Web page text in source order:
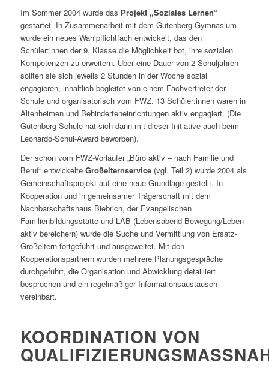
Im Sommer 2004 wurde das Projekt „Soziales Lernen“
gestartet. In Zusammenarbeit mit dem Gutenberg-Gymnasium
wurde ein neues Wahlpflichtfach entwickelt, das den
Schüler:innen der 9. Klasse die Möglichkeit bot, ihre sozialen
Kompetenzen zu erweitern. Über eine Dauer von 2 Schuljahren
sollten sie sich jeweils 2 Stunden in der Woche sozial
engagieren, inhaltlich begleitet von einem Fachvertreter der
Schule und organisatorisch vom FWZ. 13 Schüler:innen waren in
Altenheimen und Behinderteneinrichtungen aktiv engagiert. (Die
Gutenberg-Schule hat sich dann mit dieser Initiative auch beim
Leonardo-Schul-Award beworben).
Der schon vom FWZ-Vorläufer „Büro aktiv – nach Familie und
Beruf“ entwickelte Großelternservice (vgl. Teil 2) wurde 2004 als
Gemeinschaftsprojekt auf eine neue Grundlage gestellt. In
Kooperation und in gemeinsamer Trägerschaft mit dem
Nachbarschaftshaus Biebrich, der Evangelischen
Familienbildungsstätte und LAB (Lebensabend-Bewegung/Leben
aktiv bereichern) wurde die Suche und Vermittlung von Ersatz-
Großeltern fortgeführt und ausgeweitet. Mit den
Kooperationspartnern wurden mehrere Planungsgespräche
durchgeführt, die Organisation und Abwicklung detailliert
besprochen und ein regelmäßiger Informationsaustausch
vereinbart.
KOORDINATION VON